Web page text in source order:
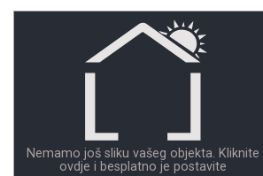
Nemamo još sliku vašeg objekta. Kliknite
ovdje i besplatno je postavite